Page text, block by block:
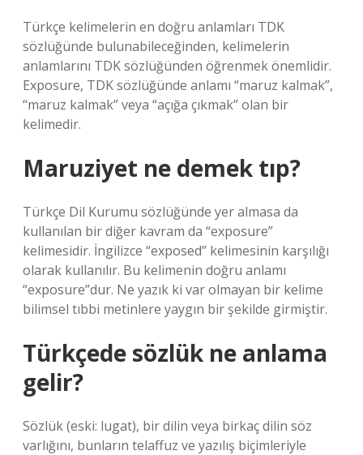
Türkçe kelimelerin en doğru anlamları TDK
sözlüğünde bulunabileceğinden, kelimelerin
anlamlarını TDK sözlüğünden öğrenmek önemlidir.
Exposure, TDK sözlüğünde anlamı “maruz kalmak”,
“maruz kalmak” veya “açığa çıkmak” olan bir
kelimedir.
Maruziyet ne demek tıp?
Türkçe Dil Kurumu sözlüğünde yer almasa da
kullanılan bir diğer kavram da “exposure”
kelimesidir. İngilizce “exposed” kelimesinin karşılığı
olarak kullanılır. Bu kelimenin doğru anlamı
“exposure”dur. Ne yazık ki var olmayan bir kelime
bilimsel tıbbi metinlere yaygın bir şekilde girmiştir.
Türkçede sözlük ne anlama
gelir?
Sözlük (eski: lugat), bir dilin veya birkaç dilin söz
varlığını, bunların telaffuz ve yazılış biçimleriyle